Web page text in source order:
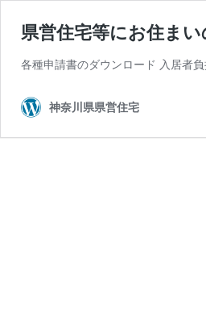
県営住宅等にお住ま
各種申請書のダウンロード 入居者
神奈川県県営住宅